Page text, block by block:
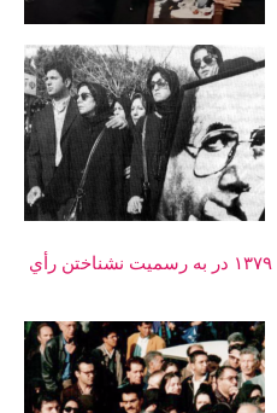
مختاری، پوینده به تاریخ ۱۰ بهمن ۱۳۷۹ در به رسمیت نشناختن رأي